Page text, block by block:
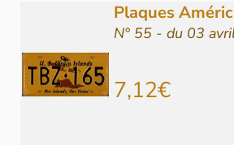
Plaques
N° 55 - du 03
7,12€